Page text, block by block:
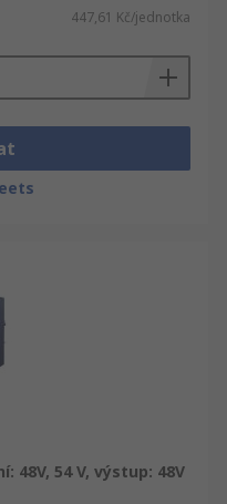
447,61 Kč/jednotka
48V, 54 V, výstup: 48V